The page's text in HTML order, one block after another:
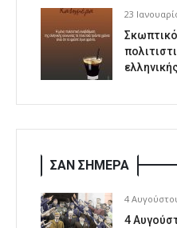
23
ΣΑΝ ΣΗΜΕΡΑ
4
4